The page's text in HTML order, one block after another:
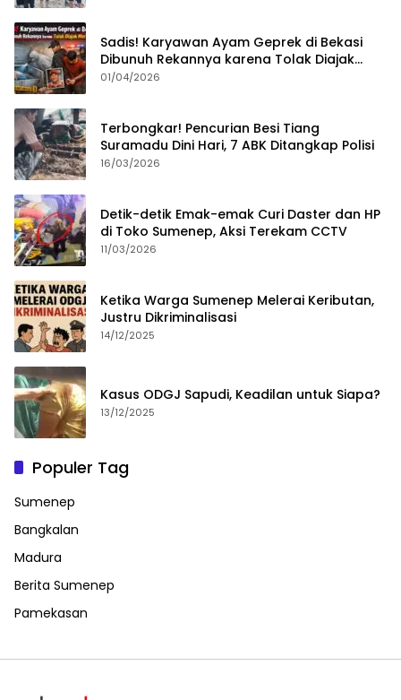
Sadis! Karyawan Ayam Geprek di Bekasi
Dibunuh Rekannya karena Tolak Diajak
Merampok Majikan
01/04/2026
Terbongkar! Pencurian Besi Tiang
Suramadu Dini Hari, 7 ABK Ditangkap Polisi
16/03/2026
Detik-detik Emak-emak Curi Daster dan HP
di Toko Sumenep, Aksi Terekam CCTV
11/03/2026
Ketika Warga Sumenep Melerai Keributan,
Justru Dikriminalisasi
14/12/2025
Kasus ODGJ Sapudi, Keadilan untuk Siapa?
13/12/2025
Populer Tag
Sumenep
Bangkalan
Madura
Berita Sumenep
Pamekasan